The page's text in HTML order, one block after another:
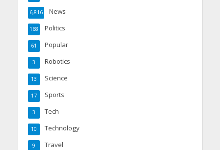
News
6,816
Politics
168
Popular
61
Robotics
3
Science
13
Sports
17
Tech
3
Technology
10
Travel
9